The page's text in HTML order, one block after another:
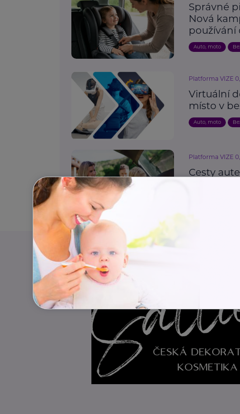
Správné
Nová
používání
Auto, moto
Platforma VIZE 0,
Virtuální
místo v
Auto, moto
Platforma VIZE 0,
Cesty